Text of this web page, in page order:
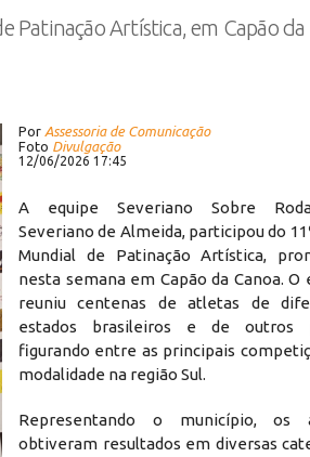
Patinação Artística, em Capão da
Por Assessoria de Comunicação
Foto Divulgação
12/06/2026 17:45
A equipe Severiano Sobre
Severiano de Almeida, participou do
Mundial de Patinação Artística,
nesta semana em Capão da Canoa. O
reuniu centenas de atletas de
estados brasileiros e de outros
figurando entre as principais
modalidade na região Sul.
Representando o município, os
obtiveram resultados em diversas